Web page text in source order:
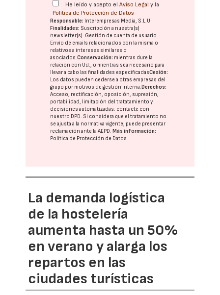
He leído y acepto elAviso Legal y la
Política de Protección de Datos
Responsable: Interempresas Media, S.L.U.
Finalidades: Suscripción a nuestra(s)
newsletter(s). Gestión de cuenta de usuario.
Envío de emails relacionados con la misma o
relativos a intereses similares o
asociados.Conservación: mientras dure la
relación con Ud., o mientras sea necesario para
llevar a cabo las finalidades especificadasCesión:
Los datos pueden cederse a otras empresas del
grupo por motivos de gestión interna.Derechos:
Acceso, rectificación, oposición, supresión,
portabilidad, limitación del tratatamiento y
decisiones automatizadas: contacte con
nuestro DPD. Si considera que el tratamiento no
se ajusta a la normativa vigente, puede presentar
reclamación ante laAEPD.Más información:
Política de Protección de Datos
La demanda logística
de la hostelería
aumenta hasta un 50%
en verano y alarga los
repartos en las
ciudades turísticas